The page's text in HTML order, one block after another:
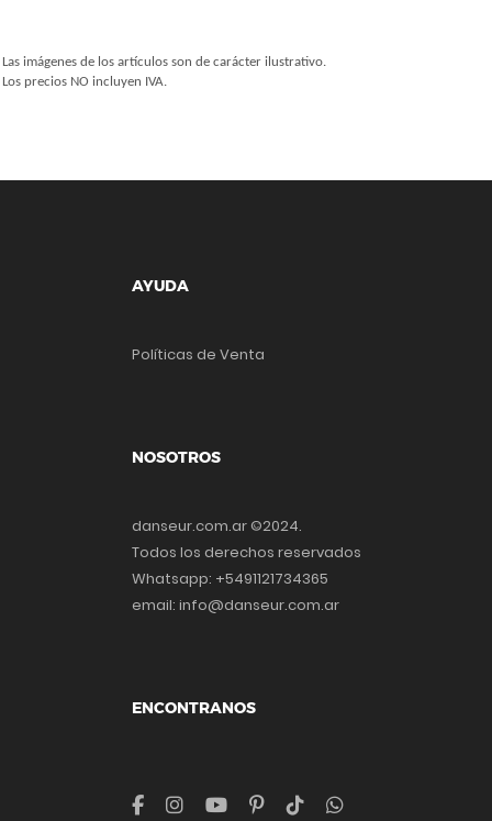
Las imágenes de los artículos son de carácter ilustrativo.
Los precios NO incluyen IVA.
AYUDA
Políticas de Venta
NOSOTROS
danseur.com.ar ©2024.
Todos los derechos reservados
Whatsapp: +5491121734365
email: info@danseur.com.ar
ENCONTRANOS